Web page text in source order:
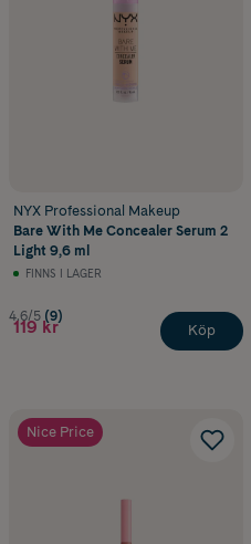
NYX Professional Makeup
Bare With Me Concealer Serum 2
Light 9,6 ml
FINNS I LAGER
4.6/5 (9)
119 kr Köp
Nice Price